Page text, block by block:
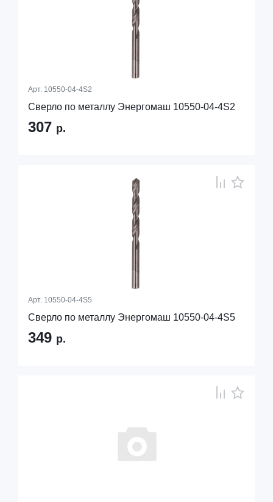
Арт. 10550-04-4S2
Сверло по металлу Энергомаш 10550-04-4S2
307 р.
Арт. 10550-04-4S5
Сверло по металлу Энергомаш 10550-04-4S5
349 р.